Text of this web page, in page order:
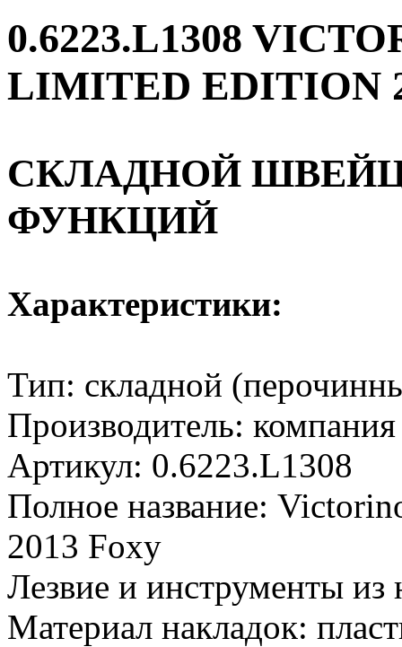
0.6223.L1308
LIMITED EDITION
СКЛАДНОЙ
ФУНКЦИЙ
Характеристики:
Тип: складной
Производитель:
Артикул: 0.6223.L1308
Полное название:
2013 Foxy
Лезвие и инструменты
Материал накладок: п